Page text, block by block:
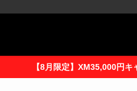
【8月限定】XM35,000円